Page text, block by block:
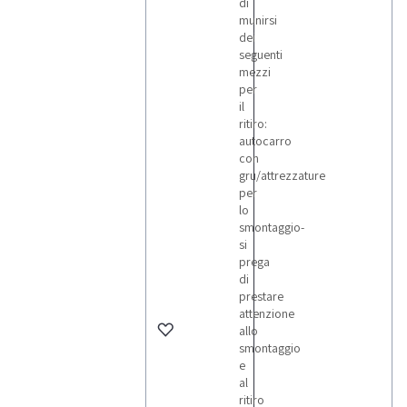
munirsi
dei
seguenti
mezzi
per
il
ritiro:
autocarro
con
gru/attrezzature
per
lo
smontaggio-
si
prega
di
prestare
attenzione
allo
smontaggio
e
al
ritiro